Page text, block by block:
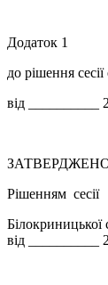
Додаток 1
до рішення сесії
від __________
Рішенням сесії
Білокриницької
від